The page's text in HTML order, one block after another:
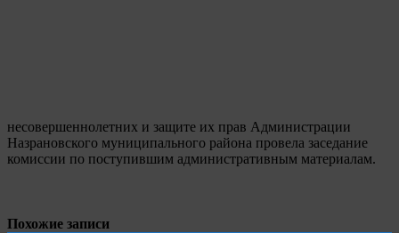
несовершеннолетних и защите их прав Администрации
Назрановского муниципального района провела заседание
комиссии по поступившим административным материалам.
Похожие записи